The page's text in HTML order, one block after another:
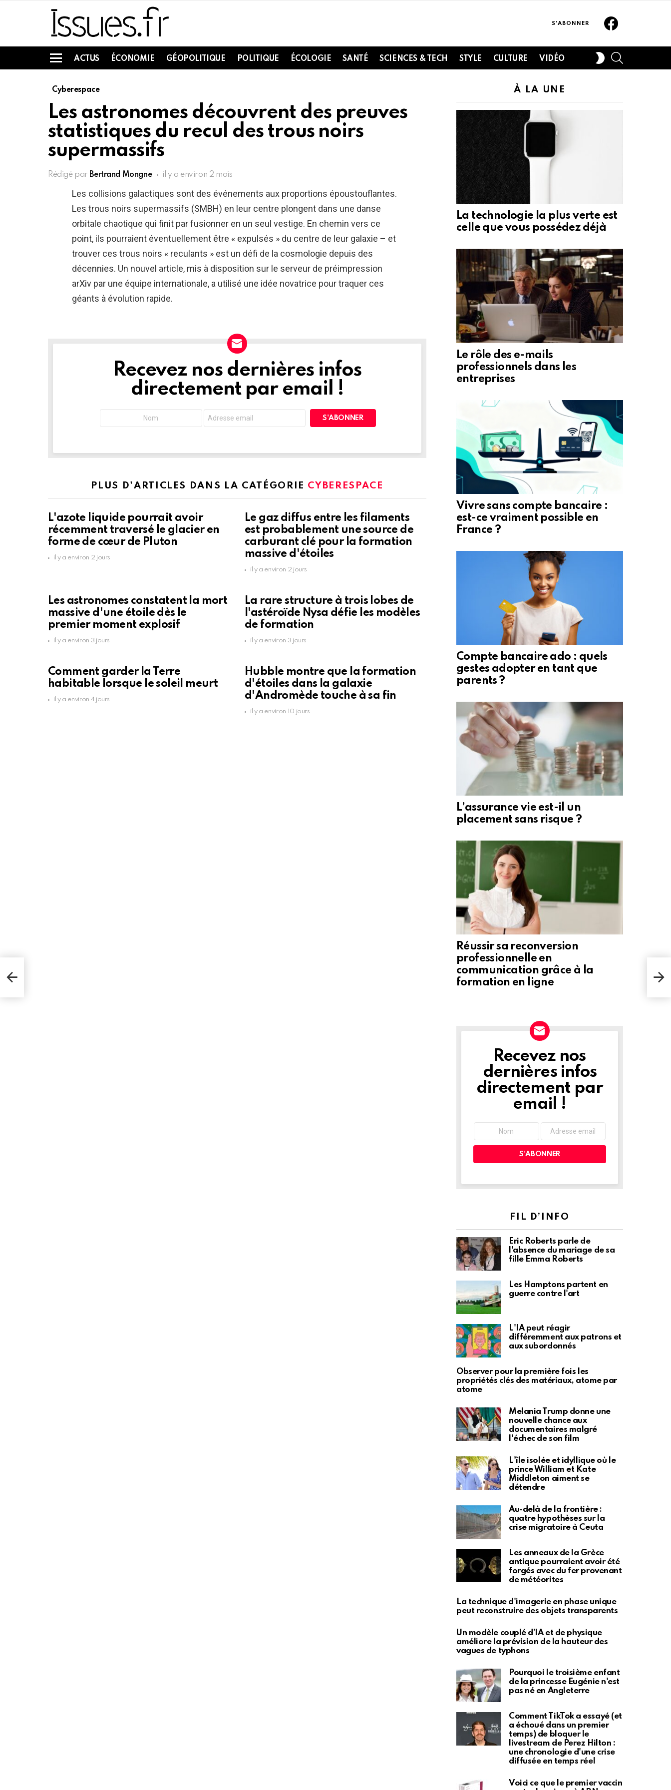
S'ABONNER
Menu
ACTUS ÉCONOMIE GÉOPOLITIQUE POLITIQUE ÉCOLOGIE SANTÉ SCIENCES & TECH STYLE CULTURE VIDÉO
SWITCH
SKIN
Cyberespace
Les astronomes découvrent des preuves
statistiques du recul des trous noirs
supermassifs
Rédigé par Bertrand Mongne il y a environ 2 mois
Les collisions galactiques sont des événements aux proportions époustouflantes.
Les trous noirs supermassifs (SMBH) en leur centre plongent dans une danse
orbitale chaotique qui finit par fusionner en un seul vestige. En chemin vers ce
point, ils pourraient éventuellement être « expulsés » du centre de leur galaxie – et
trouver ces trous noirs « reculants » est un défi de la cosmologie depuis des
décennies. Un nouvel article, mis à disposition sur le serveur de préimpression
arXiv par une équipe internationale, a utilisé une idée novatrice pour traquer ces
géants à évolution rapide.
NEWSLETTERRecevez nos dernières infos
directement par email !
PLUS D'ARTICLES DANS LA CATÉGORIE CYBERESPACE
L'azote liquide pourrait avoir
récemment traversé le glacier en
forme de cœur de Pluton
il y a environ 2 jours
Le gaz diffus entre les filaments
est probablement une source de
carburant clé pour la formation
massive d'étoiles
il y a environ 2 jours
Les astronomes constatent la mort
massive d'une étoile dès le
premier moment explosif
il y a environ 3 jours
La rare structure à trois lobes de
l'astéroïde Nysa défie les modèles
de formation
il y a environ 3 jours
Comment garder la Terre
habitable lorsque le soleil meurt
il y a environ 4 jours
Hubble montre que la formation
d'étoiles dans la galaxie
d'Andromède touche à sa fin
il y a environ 10 jours
À LA UNE
La technologie la plus verte est
celle que vous possédez déjà
Le rôle des e-mails
professionnels dans les
entreprises
Vivre sans compte bancaire :
est-ce vraiment possible en
France ?
Compte bancaire ado : quels
gestes adopter en tant que
parents ?
L’assurance vie est-il un
placement sans risque ?
Réussir sa reconversion
professionnelle en
communication grâce à la
formation en ligne
NEWSLETTER
Recevez nos
dernières infos
directement par
email !
FIL D’INFO
Eric Roberts parle de
l'absence du mariage de sa
fille Emma Roberts
Les Hamptons partent en
guerre contre l'art
L'IA peut réagir
différemment aux patrons et
aux subordonnés
Observer pour la première fois les
propriétés clés des matériaux, atome par
atome
Melania Trump donne une
nouvelle chance aux
documentaires malgré
l'échec de son film
L'île isolée et idyllique où le
prince William et Kate
Middleton aiment se
détendre
Au-delà de la frontière :
quatre hypothèses sur la
crise migratoire à Ceuta
Les anneaux de la Grèce
antique pourraient avoir été
forgés avec du fer provenant
de météorites
La technique d'imagerie en phase unique
peut reconstruire des objets transparents
Un modèle couplé d’IA et de physique
améliore la prévision de la hauteur des
vagues de typhons
Pourquoi le troisième enfant
de la princesse Eugénie n'est
pas né en Angleterre
Comment TikTok a essayé (et
a échoué dans un premier
temps) de bloquer le
livestream de Perez Hilton :
une chronologie d'une crise
diffusée en temps réel
Voici ce que le premier vaccin